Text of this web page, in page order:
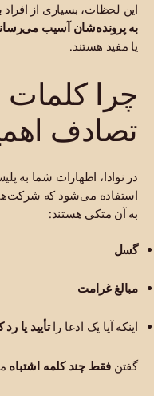
این لحظات، بسیاری از افراد
به پرونده‌شان آسیب
یا مفید هستند.
چرا
تصادف
در نوادا، اظهارات شما به
استفاده می‌شود که
به آن متکی هستند:
گسل
مبالغ غرامت
اینکه آیا یک ادعا راتأیید یا رد
گفتن فقط چند کلمه اشتباه